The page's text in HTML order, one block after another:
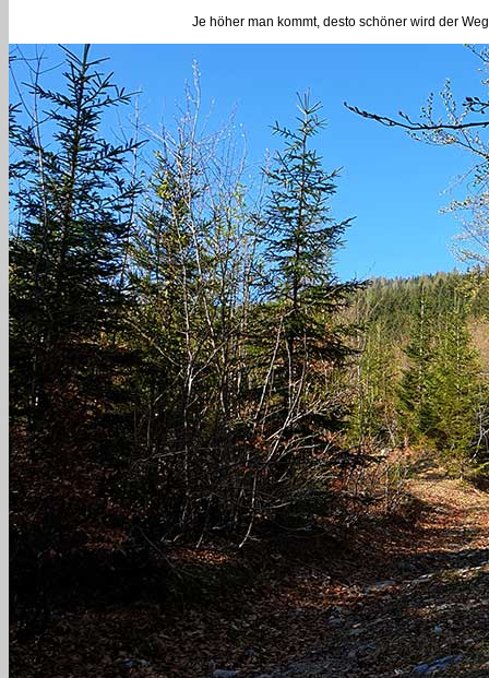
Je höher man kommt, desto schöner wird der